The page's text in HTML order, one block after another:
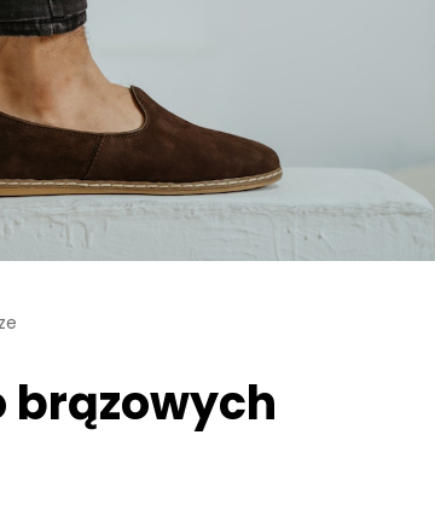
brązowych